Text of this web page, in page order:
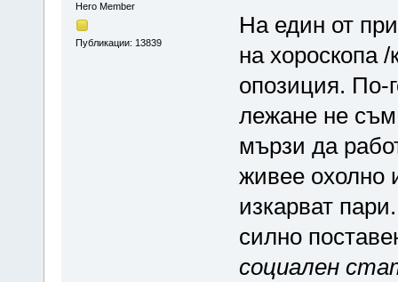
Hero Member
Публикации: 13839
На един от
на хороскопа
опозиция. По-
лежане не съм
мързи да
живее охолно
изкарват
силно
социален